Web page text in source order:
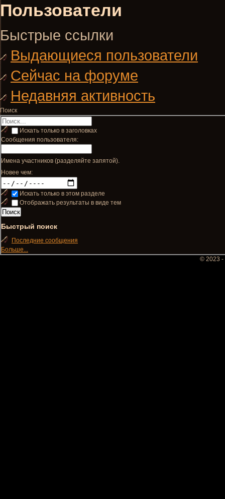
Пользователи
Быстрые ссылки
Выдающиеся пользователи
Сейчас на форуме
Недавняя активность
Поиск
Искать только в заголовках
Сообщения пользователя:
Имена участников (разделяйте запятой).
Новее чем:
Искать только в этом разделе
Отображать результаты в виде тем
Быстрый поиск
Последние сообщения
Больше...
© 2023 -